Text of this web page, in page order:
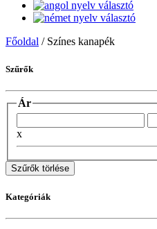
Főoldal / Színes kanapék
Szűrők
Ár
x
Szűrők törlése
Kategóriák